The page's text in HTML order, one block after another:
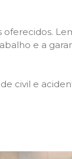
e a
civil e